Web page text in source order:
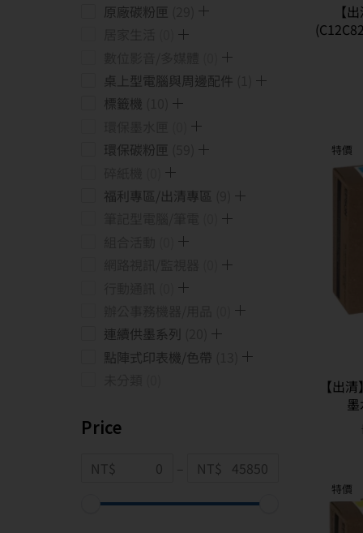
原廠碳粉匣
桌上型電腦與周邊配件
標籤機
環保碳粉匣
福利專區/出清專區
連續供墨系列
點陣式印表機/色帶
Price
NT$ – NT$
【
特價
【出
特價